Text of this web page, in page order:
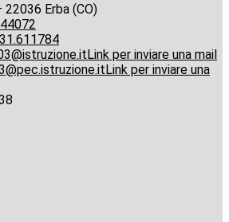
22036 Erba (CO)
Link per inviare una mail
Link per inviare una